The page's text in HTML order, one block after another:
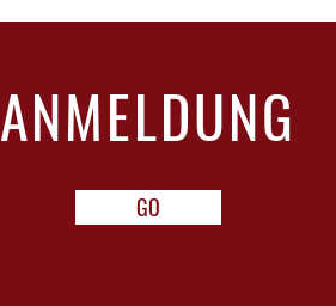
ANMELDUNG
GO